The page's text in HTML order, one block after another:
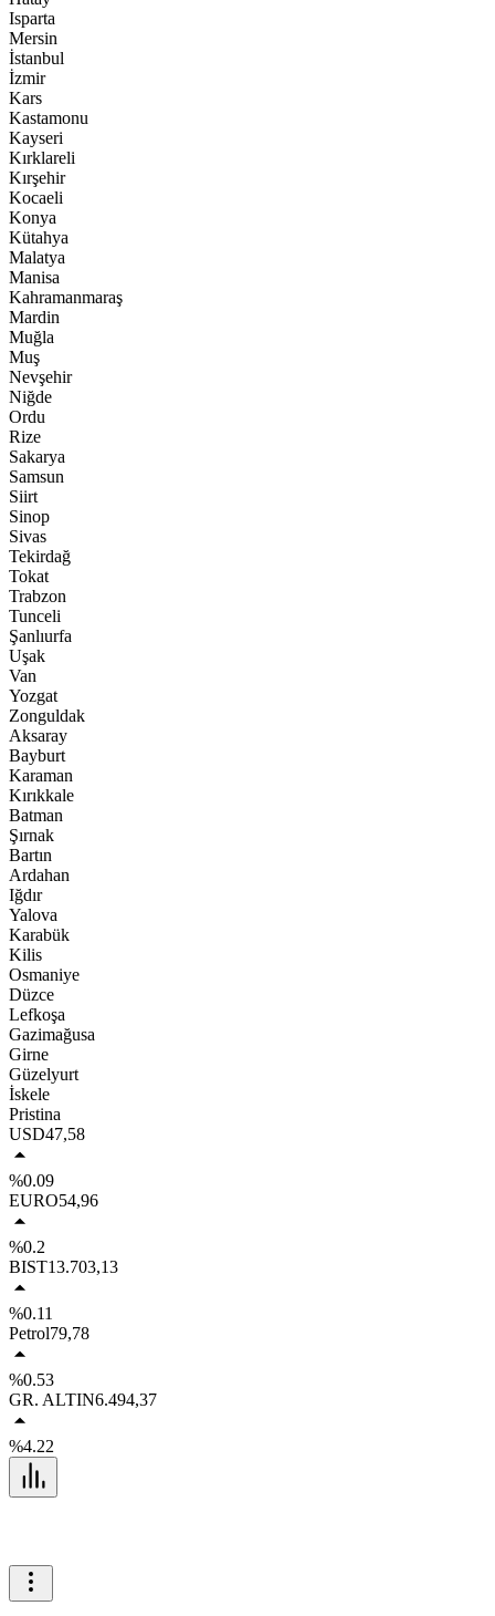
Isparta
Mersin
İstanbul
İzmir
Kars
Kastamonu
Kayseri
Kırklareli
Kırşehir
Kocaeli
Konya
Kütahya
Malatya
Manisa
Kahramanmaraş
Mardin
Muğla
Muş
Nevşehir
Niğde
Ordu
Rize
Sakarya
Samsun
Siirt
Sinop
Sivas
Tekirdağ
Tokat
Trabzon
Tunceli
Şanlıurfa
Uşak
Van
Yozgat
Zonguldak
Aksaray
Bayburt
Karaman
Kırıkkale
Batman
Şırnak
Bartın
Ardahan
Iğdır
Yalova
Karabük
Kilis
Osmaniye
Düzce
Lefkoşa
Gazimağusa
Girne
Güzelyurt
İskele
Pristina
USD47,58
%0.09
EURO54,96
%0.2
BIST13.703,13
%0.11
Petrol79,78
%0.53
GR. ALTIN6.494,37
%4.22